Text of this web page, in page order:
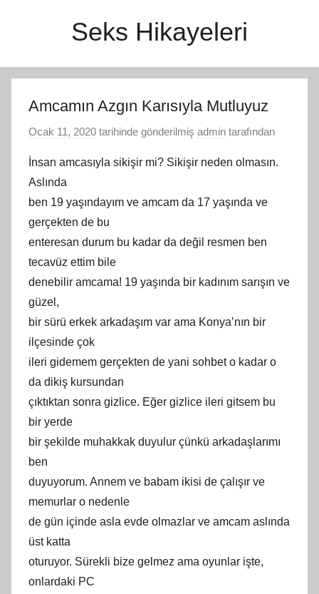
Seks Hikayeleri
Amcamın Azgın Karısıyla Mutluyuz
Ocak 11, 2020 tarihinde gönderilmiş admin tarafından
İnsan amcasıyla sikişir mi? Sikişir neden olmasın.
Aslında
ben 19 yaşındayım ve amcam da 17 yaşında ve
gerçekten de bu
enteresan durum bu kadar da değil resmen ben
tecavüz ettim bile
denebilir amcama! 19 yaşında bir kadınım sarışın ve
güzel,
bir sürü erkek arkadaşım var ama Konya’nın bir
ilçesinde çok
ileri gidemem gerçekten de yani sohbet o kadar o
da dikiş kursundan
çıktıktan sonra gizlice. Eğer gizlice ileri gitsem bu
bir yerde
bir şekilde muhakkak duyulur çünkü arkadaşlarımı
ben
duyuyorum. Annem ve babam ikisi de çalışır ve
memurlar o nedenle
de gün içinde asla evde olmazlar ve amcam aslında
üst katta
oturuyor. Sürekli bize gelmez ama oyunlar işte,
onlardaki PC